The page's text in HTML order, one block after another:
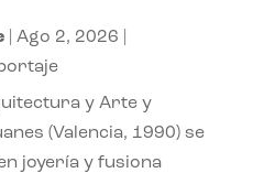
| Ago 2, 2026
y Arte y
(Valencia, 1990) se
joyería y fusiona